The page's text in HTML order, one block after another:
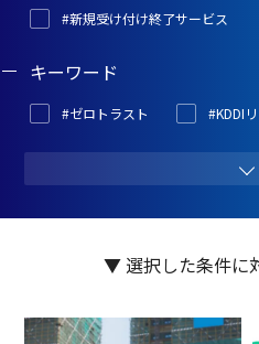
#新規受け付け終了サービス
キーワード
#ゼロトラスト
#KDDI
#セールス＆マーケティング
#ウェビナー配信
#BCP
▼ 選択した条件に